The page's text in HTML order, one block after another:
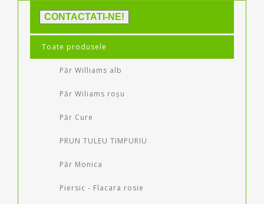
CONTACTATI-NE!
Toate produsele
Păr Williams alb
Păr Wiliams roșu
Păr Cure
PRUN TULEU TIMPURIU
Păr Monica
Piersic - Flacara rosie